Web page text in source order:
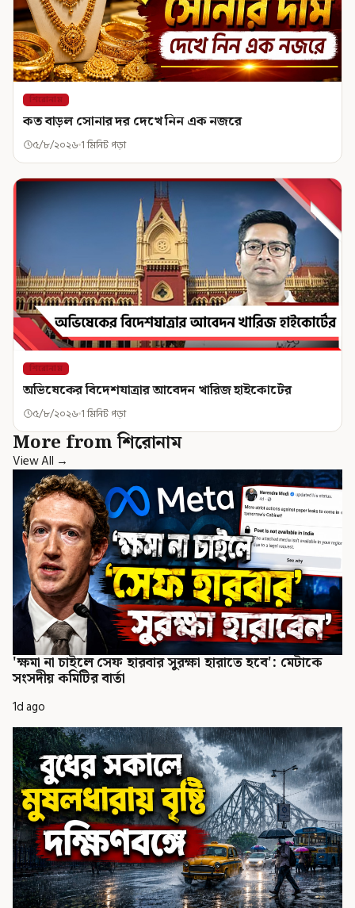
শিরোনাম
কত বাড়ল সোনার দর দেখে নিন এক নজরে
৫/৮/২০২৬ 1 মিনিট পড়া
শিরোনাম
অভিষেকের বিদেশযাত্রার আবেদন খারিজ হাইকোর্টের
৫/৮/২০২৬ 1 মিনিট পড়া
More from শিরোনাম
View All →
'ক্ষমা না চাইলে সেফ হারবার সুরক্ষা হারাতে হবে': মেটাকে
সংসদীয় কমিটির বার্তা
1d ago